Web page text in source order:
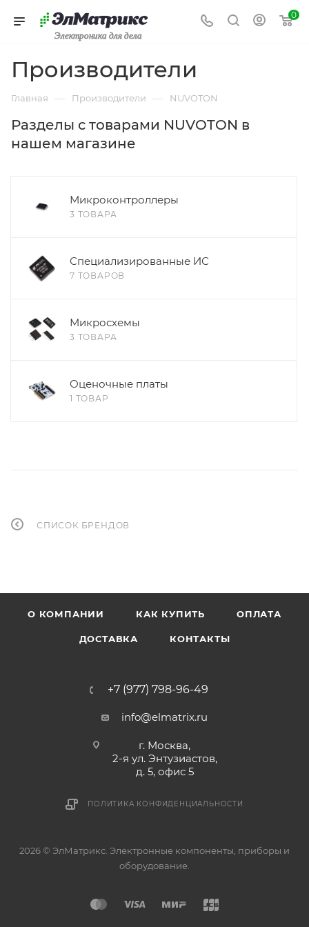
Электроника для дела
0
Производители
Главная — Производители — NUVOTON
Разделы с товарами NUVOTON в
нашем магазине
Микроконтроллеры
3 ТОВАРА
Специализированные ИС
7 ТОВАРОВ
Микросхемы
3 ТОВАРА
Оценочные платы
1 ТОВАР
СПИСОК БРЕНДОВ
О КОМПАНИИ КАК КУПИТЬ ОПЛАТА
ДОСТАВКА КОНТАКТЫ
+7 (977) 798-96-49
info@elmatrix.ru
г. Москва,
2-я ул. Энтузиастов,
д. 5, офис 5
ПОЛИТИКА КОНФИДЕНЦИАЛЬНОСТИ
2026 © ЭлМатрикс. Электронные компоненты, приборы и
оборудование.